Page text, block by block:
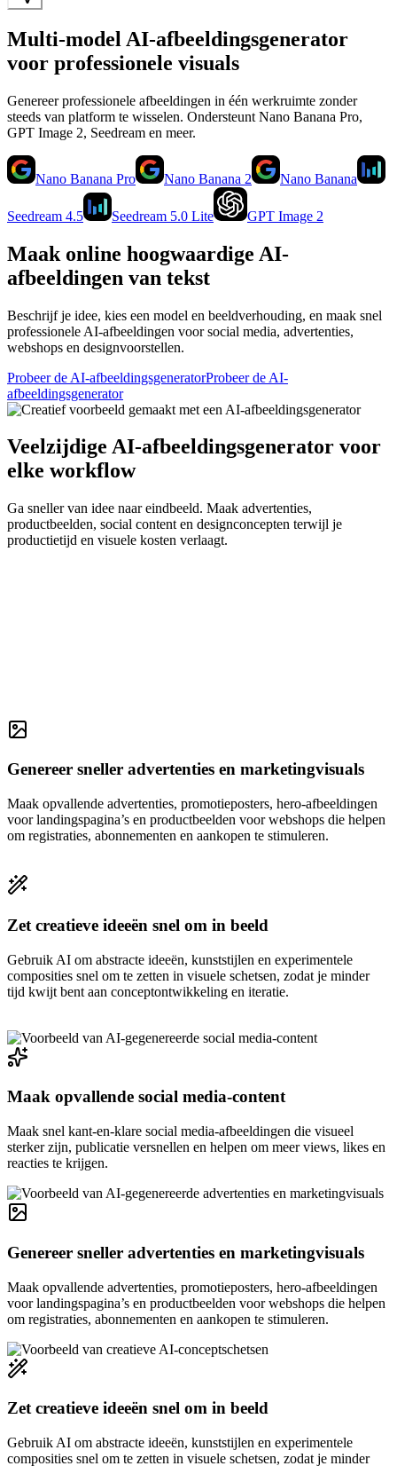
Multi-model AI-afbeeldingsgenerator
voor professionele visuals
Genereer professionele afbeeldingen in één werkruimte zonder
steeds van platform te wisselen. Ondersteunt Nano Banana Pro,
GPT Image 2, Seedream en meer.
Nano Banana Pro Nano Banana 2 Nano Banana
Seedream 4.5 Seedream 5.0 Lite GPT Image 2
Maak online hoogwaardige AI-
afbeeldingen van tekst
Beschrijf je idee, kies een model en beeldverhouding, en maak snel
professionele AI-afbeeldingen voor social media, advertenties,
webshops en designvoorstellen.
Probeer de AI-afbeeldingsgeneratorProbeer de AI-
afbeeldingsgenerator
Veelzijdige AI-afbeeldingsgenerator voor
elke workflow
Ga sneller van idee naar eindbeeld. Maak advertenties,
productbeelden, social content en designconcepten terwijl je
productietijd en visuele kosten verlaagt.
Genereer sneller advertenties en marketingvisuals
Maak opvallende advertenties, promotieposters, hero-afbeeldingen
voor landingspagina’s en productbeelden voor webshops die helpen
om registraties, abonnementen en aankopen te stimuleren.
Zet creatieve ideeën snel om in beeld
Gebruik AI om abstracte ideeën, kunststijlen en experimentele
composities snel om te zetten in visuele schetsen, zodat je minder
tijd kwijt bent aan conceptontwikkeling en iteratie.
Maak opvallende social media-content
Maak snel kant-en-klare social media-afbeeldingen die visueel
sterker zijn, publicatie versnellen en helpen om meer views, likes en
reacties te krijgen.
Genereer sneller advertenties en marketingvisuals
Maak opvallende advertenties, promotieposters, hero-afbeeldingen
voor landingspagina’s en productbeelden voor webshops die helpen
om registraties, abonnementen en aankopen te stimuleren.
Zet creatieve ideeën snel om in beeld
Gebruik AI om abstracte ideeën, kunststijlen en experimentele
composities snel om te zetten in visuele schetsen, zodat je minder